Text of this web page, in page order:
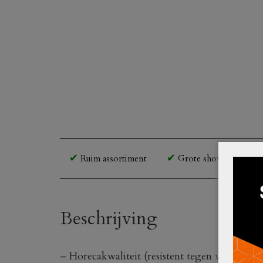
Ruim assortiment Grote showroom en
Beschrijving
– Horecakwaliteit (resistent tegen